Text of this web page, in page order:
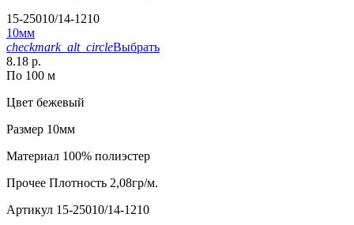
15-25010/14-1210
10мм
checkmark_alt_circleВыбрать
8.18 р.
По 100 м
Цвет бежевый
Размер 10мм
Материал 100% полиэстер
Прочее Плотность 2,08гр/м.
Артикул 15-25010/14-1210